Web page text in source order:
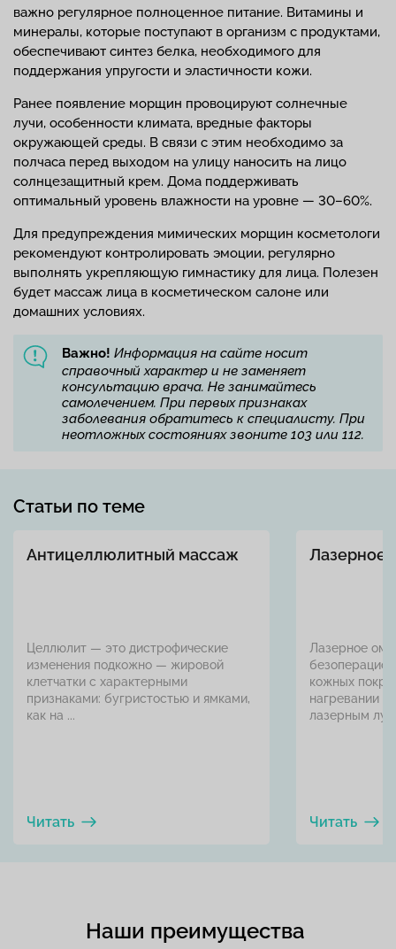
важно регулярное полноценное питание. Витамины и
минералы, которые поступают в организм с продуктами,
обеспечивают синтез белка, необходимого для
поддержания упругости и эластичности кожи.
Ранее появление морщин провоцируют солнечные
лучи, особенности климата, вредные факторы
окружающей среды. В связи с этим необходимо за
полчаса перед выходом на улицу наносить на лицо
солнцезащитный крем. Дома поддерживать
оптимальный уровень влажности на уровне — 30–60%.
Для предупреждения мимических морщин косметологи
рекомендуют контролировать эмоции, регулярно
выполнять укрепляющую гимнастику для лица. Полезен
будет массаж лица в косметическом салоне или
домашних условиях.
Важно! Информация на сайте носит
справочный характер и не заменяет
консультацию врача. Не занимайтесь
самолечением. При первых признаках
заболевания обратитесь к специалисту. При
неотложных состояниях звоните 103 или 112.
Статьи по теме
Антицеллюлитный массаж
Целлюлит — это дистрофические
изменения подкожно — жировой
клетчатки с характерными
признаками: бугристостью и ямками,
как на ...
Читать
Лазерное
Лазерное
кожных
нагревании
лазерным
Читать
Наши преимущества